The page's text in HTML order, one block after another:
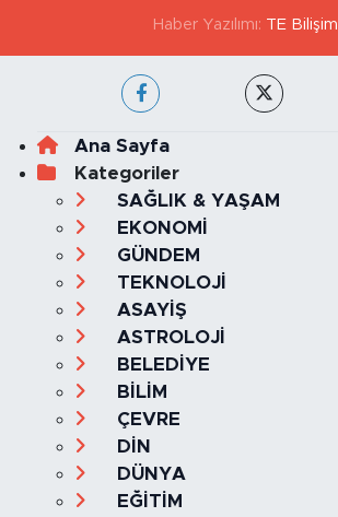
Haber Yazılımı: TE Bilişim
Ana Sayfa
Kategoriler
SAĞLIK & YAŞAM
EKONOMİ
GÜNDEM
TEKNOLOJİ
ASAYİŞ
ASTROLOJİ
BELEDİYE
BİLİM
ÇEVRE
DİN
DÜNYA
EĞİTİM